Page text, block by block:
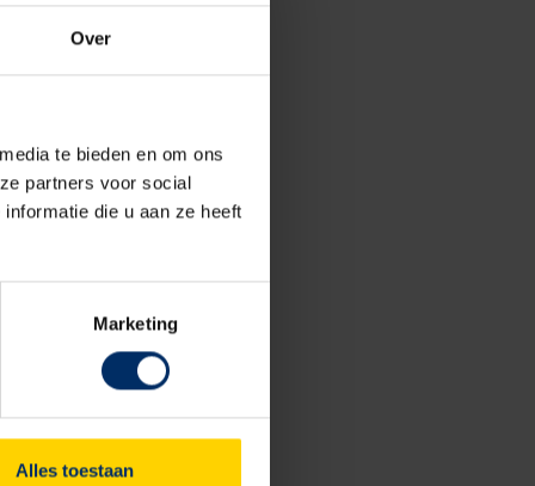
Over
te bieden en om ons
partners voor social
die u aan ze heeft
Marketing
Alles toestaan